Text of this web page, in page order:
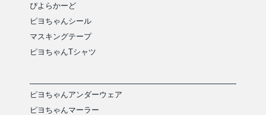
ぴよらかーど
ピヨちゃんシール
マスキングテープ
ピヨちゃんTシャツ
ピヨちゃんアンダーウェア
ピヨちゃんマーラー